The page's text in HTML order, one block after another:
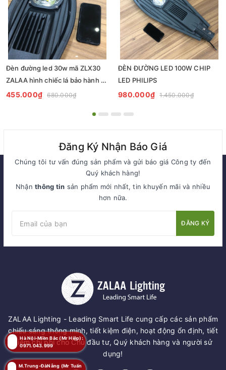
Đèn đường led 30w mã ZLX30
ZALAA hình chiếc lá bảo hành 2
năm
455.000₫ 680.000₫
ĐÈN ĐƯỜNG LED 100W CHIP
LED PHILIPS
980.000₫ 1.450.000₫
Đăng Ký Nhận Báo Giá
Chúng tôi tư vấn đúng sản phẩm và gửi báo giá Công ty đến
Quý khách hàng!
Nhậnthông tin sản phẩm mới nhất, tin khuyến mãi và nhiều
hơn nữa.
ĐĂNG KÝ
ZALAA Lighting - Leading Smart Life cung cấp các sản phẩm
chiếu sáng thông minh, tiết kiệm điện, hoạt động ổn định, tiết
kiệm chi phí cho Chủ đầu tư, Quý khách hàng và người sử
dụng!
Hà Nội-Miền Bắc (Mr Hiệp):
0971.043.999
M.Trung-ĐàNẵng (Mr Tuấn